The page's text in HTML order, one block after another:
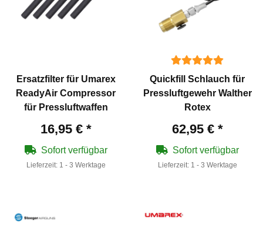
Ersatzfilter für Umarex
ReadyAir Compressor
für Pressluftwaffen
16,95 € *
Sofort verfügbar
Lieferzeit: 1 - 3 Werktage
Quickfill Schlauch für
Pressluftgewehr Walther
Rotex
62,95 € *
Sofort verfügbar
Lieferzeit: 1 - 3 Werktage